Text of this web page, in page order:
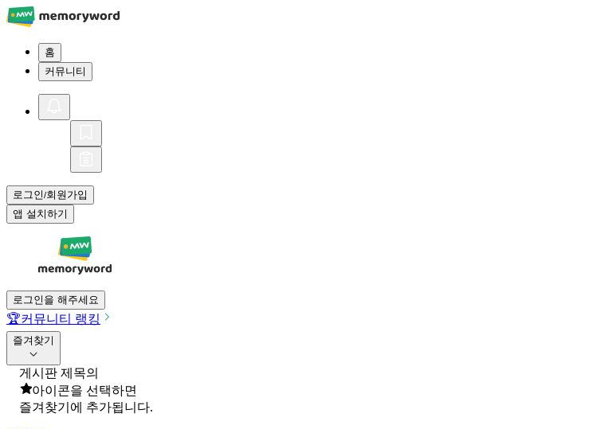
홈
커뮤니티
로그인/회원가입
앱 설치하기
로그인을 해주세요
🏆커뮤니티 랭킹
즐겨찾기
게시판 제목의
아이콘을 선택하면
즐겨찾기에 추가됩니다.